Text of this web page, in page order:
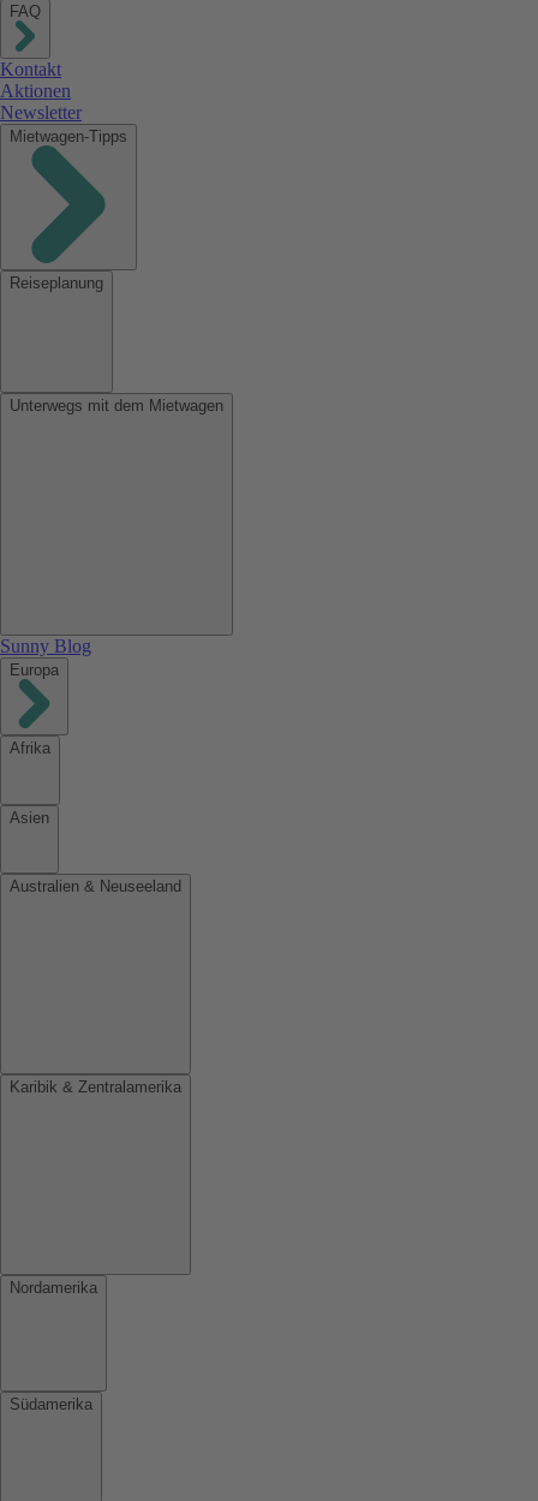
FAQ
Kontakt
Aktionen
Newsletter
Mietwagen-Tipps
Reiseplanung
Unterwegs mit dem Mietwagen
Sunny Blog
Europa
Afrika
Asien
Australien & Neuseeland
Karibik & Zentralamerika
Nordamerika
Südamerika